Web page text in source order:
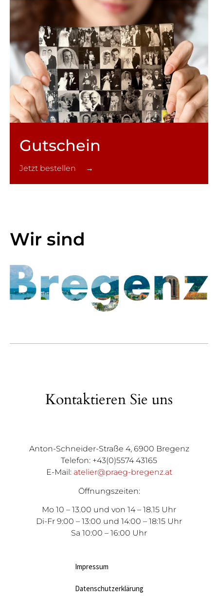
Gutschein
Jetzt bestellen →
Wir sind
Kontaktieren Sie uns
Anton-Schneider-Straße 4, 6900 Bregenz
Telefon: +43(0)5574 43165
E-Mail: atelier@praeg-bregenz.at
Öffnungszeiten:
Mo 10 – 13.00 und von 14 – 18.15 Uhr
Di-Fr 9:00 – 13:00 und 14:00 – 18:15 Uhr
Sa 10:00 – 16:00 Uhr
Impressum
Datenschutzerklärung